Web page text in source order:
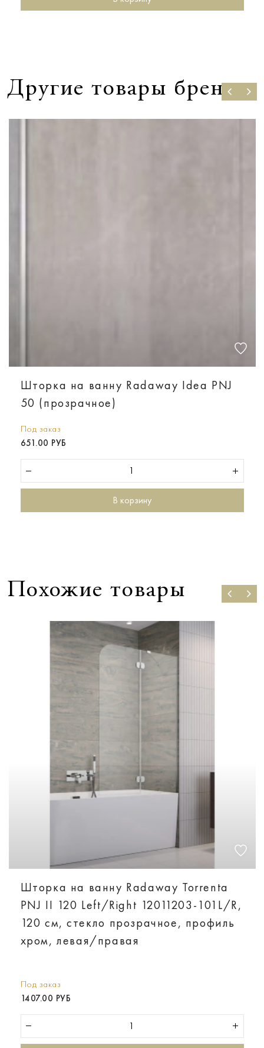
Другие товары бренда
Шторка на ванну Radaway Idea PNJ
50 (прозрачное)
Под заказ
651.00 РУБ
В корзину
Похожие товары
Шторка на ванну Radaway Torrenta
PNJ II 120 Left/Right 12011203-101L/R,
120 см, стекло прозрачное, профиль
хром, левая/правая
Под заказ
1407.00 РУБ